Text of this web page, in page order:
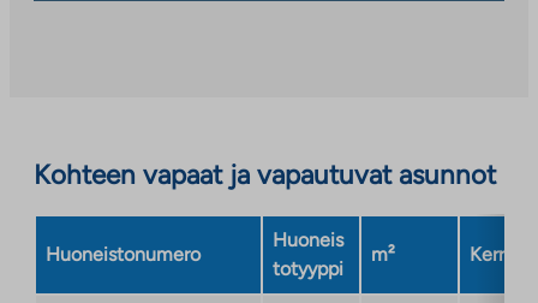
Kohteen vapaat ja vapautuvat asunnot
Huoneistonumero
Huoneis
totyyppi
m² Kerros